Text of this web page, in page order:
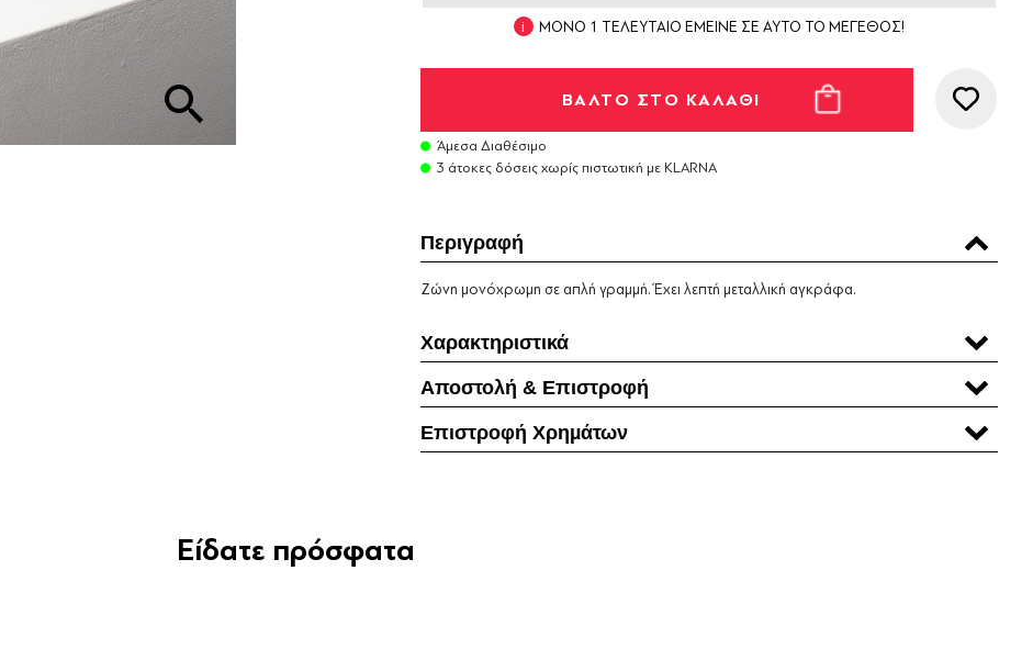
ΜΟΝΟ 1 ΤΕΛΕΥΤΑΙΟ ΕΜΕΙΝΕ ΣΕ ΑΥΤΟ ΤΟ ΜΕΓΕΘΟΣ!
Άμεσα Διαθέσιμο
3 άτοκες δόσεις χωρίς πιστωτική με KLARNA
Περιγραφή
Ζώνη μονόχρωμη σε απλή γραμμή. Έχει λεπτή μεταλλική αγκράφα.
Χαρακτηριστικά
Αποστολή & Επιστροφή
Επιστροφή Χρηµάτων
Είδατε πρόσφατα